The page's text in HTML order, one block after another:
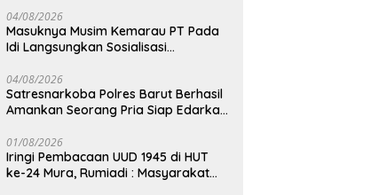
04/08/2026
Masuknya Musim Kemarau PT Pada
Idi Langsungkan Sosialisasi
04/08/2026
Satresnarkoba Polres Barut Berhasil
Amankan Seorang Pria Siap Edarkan
Gram
01/08/2026
Iringi Pembacaan UUD 1945 di HUT
ke-24 Mura, Rumiadi : Masyarakat